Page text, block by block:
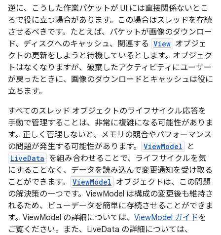
逆に、こうした作業パケットが UI には直接関係ないとこ
ろで役に立つ場合があります。この場合はスレッドを存続
させるべきです。たとえば、パケットが画像のダウンロー
ド、ディスクへのキャッシュ、関連する View オブジェ
クトの更新をしようと待機しているとします。オブジェク
トはなくなりますが、破棄したアクティビティにユーザー
が戻ったときに、画像のダウンロードとキャッシュは役に
立ちます。
すべてのスレッド オブジェクトのライフサイクル応答を
手動で管理することは、非常に複雑になる可能性がありま
す。正しく管理しないと、メモリの競合やパフォーマンス
の問題が発生する可能性があります。
ViewModel と
LiveData を組み合わせることで、ライフサイクルを気
にすることなく、データを読み込んで変更通知を受け取る
ことができます。
ViewModel オブジェクトは、この問題
の解決策の一つです。ViewModel は構成の変更後も維持さ
れるため、ビューデータを簡単に存続させることができま
す。ViewModel の詳細については、 ViewModel ガイドを
ご覧ください。また、LiveData の詳細については、